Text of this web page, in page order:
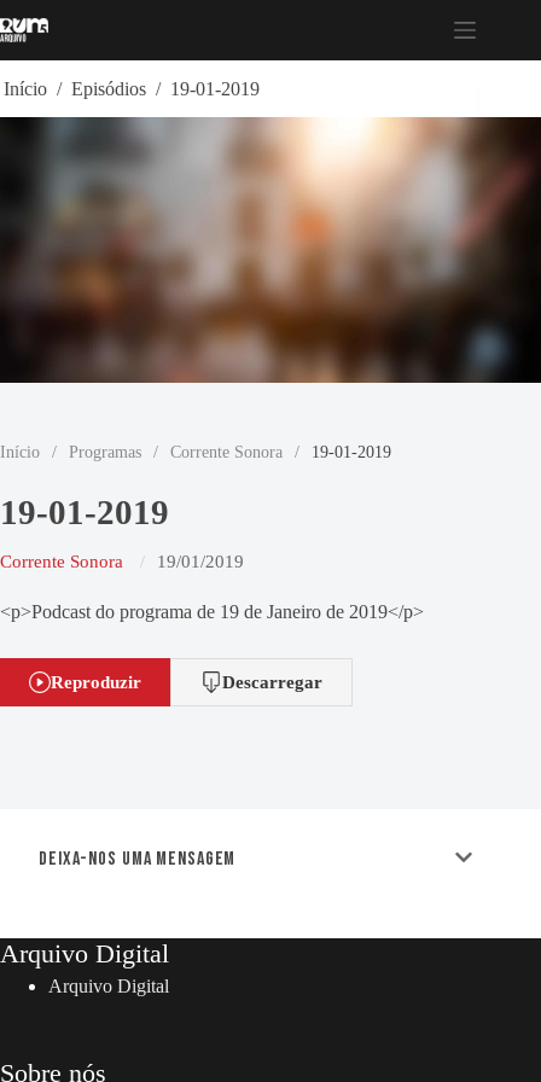
para
Início / Episódios / 19-01-2019
Início / Programas / Corrente Sonora / 19-01-2019
19-01-2019
Corrente Sonora 19/01/2019
<p>Podcast do programa de 19 de Janeiro de 2019</p>
Reproduzir Descarregar
Deixa-nos uma mensagem
Arquivo Digital
Arquivo Digital
Sobre nós